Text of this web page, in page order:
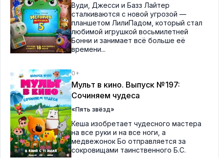
Вуди, Джесси и Базз Лайтер
сталкиваются с новой угрозой —
планшетом ЛилиПадом, который стал
любимой игрушкой восьмилетней
Бонни и занимает всё больше её
времени...
0+
Мульт в кино. Выпуск №197:
Сочиняем чудеса
«Пять звёзд»
Кеша изобретает чудесного мастера
на все руки и на все ноги, а
медвежонок Бо отправляется за
сокровищами таинственного Б.С.